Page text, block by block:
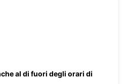
al di fuori degli orari di